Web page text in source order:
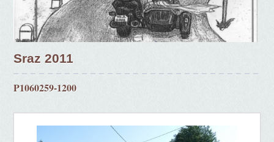
Sraz 2011
P1060259-1200